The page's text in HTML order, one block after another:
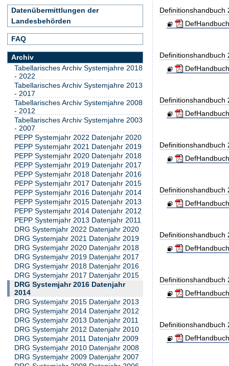
Definitionshandbuch
Definitionshandbuch
Definitionshandbuch
Definitionshandbuch
Definitionshandbuch
Definitionshandbuch
Definitionshandbuch
Definitionshandbuch
Datenübermittlungen der
Landesbehörden
FAQ
Archiv
Tabellarisches Archiv Systemjahre 2018
- 2022
Tabellarisches Archiv Systemjahre 2013
- 2017
Tabellarisches Archiv Systemjahre 2008
- 2012
Tabellarisches Archiv Systemjahre 2003
- 2007
PEPP Systemjahr 2022 Datenjahr 2020
PEPP Systemjahr 2021 Datenjahr 2019
PEPP Systemjahr 2020 Datenjahr 2018
PEPP Systemjahr 2019 Datenjahr 2017
PEPP Systemjahr 2018 Datenjahr 2016
PEPP Systemjahr 2017 Datenjahr 2015
PEPP Systemjahr 2016 Datenjahr 2014
PEPP Systemjahr 2015 Datenjahr 2013
PEPP Systemjahr 2014 Datenjahr 2012
PEPP Systemjahr 2013 Datenjahr 2011
DRG Systemjahr 2022 Datenjahr 2020
DRG Systemjahr 2021 Datenjahr 2019
DRG Systemjahr 2020 Datenjahr 2018
DRG Systemjahr 2019 Datenjahr 2017
DRG Systemjahr 2018 Datenjahr 2016
DRG Systemjahr 2017 Datenjahr 2015
DRG Systemjahr 2016 Datenjahr
2014
DRG Systemjahr 2015 Datenjahr 2013
DRG Systemjahr 2014 Datenjahr 2012
DRG Systemjahr 2013 Datenjahr 2011
DRG Systemjahr 2012 Datenjahr 2010
DRG Systemjahr 2011 Datenjahr 2009
DRG Systemjahr 2010 Datenjahr 2008
DRG Systemjahr 2009 Datenjahr 2007